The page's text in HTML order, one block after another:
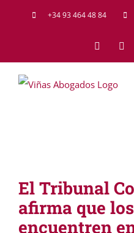
+34 93 464 48 84
Facebook
El Tribunal
afirma que
encuentren